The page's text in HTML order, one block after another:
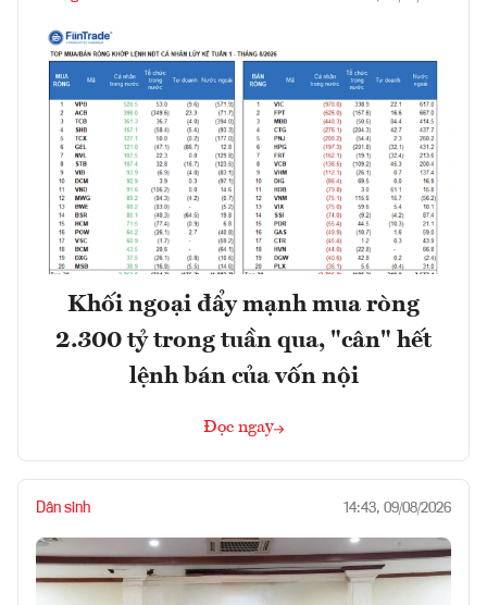
Khối ngoại đẩy mạnh mua ròng
2.300 tỷ trong tuần qua, "cân" hết
lệnh bán của vốn nội
Đọc ngay
Dân sinh 14:43, 09/08/2026